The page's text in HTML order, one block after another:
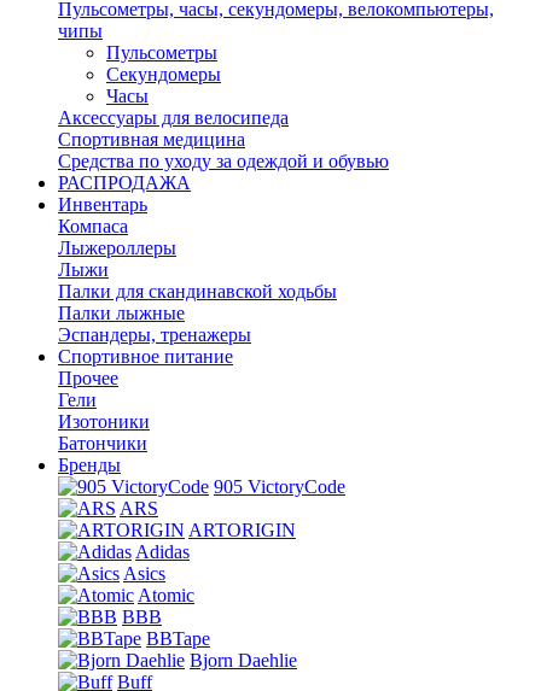
Пульсометры, часы, секундомеры, велокомпьютеры,
чипы
Пульсометры
Секундомеры
Часы
Аксессуары для велосипеда
Спортивная медицина
Средства по уходу за одеждой и обувью
РАСПРОДАЖА
Инвентарь
Компаса
Лыжероллеры
Лыжи
Палки для скандинавской ходьбы
Палки лыжные
Эспандеры, тренажеры
Спортивное питание
Прочее
Гели
Изотоники
Батончики
Бренды
905 VictoryCode
ARS
ARTORIGIN
Adidas
Asics
Atomic
BBB
BBTape
Bjorn Daehlie
Buff